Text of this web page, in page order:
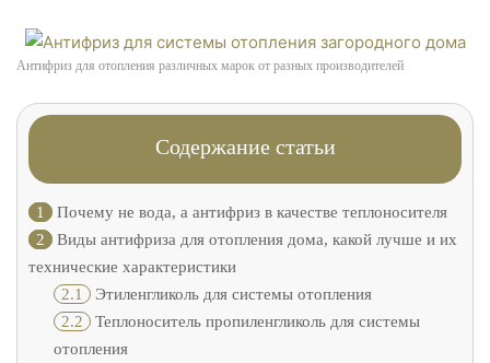
Антифриз для отопления различных марок от разных производителей
Содержание статьи
1
Почему не вода, а антифриз в качестве теплоносителя
2
Виды антифриза для отопления дома, какой лучше и их
технические характеристики
2.1 Этиленгликоль для системы отопления
2.2 Теплоноситель пропиленгликоль для системы
отопления